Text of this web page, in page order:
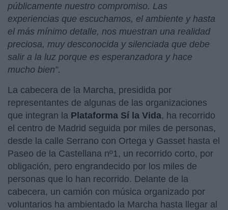
públicamente nuestro compromiso. Las
experiencias que escuchamos, el ambiente y hasta
el más mínimo detalle, nos muestran una realidad
preciosa, muy desconocida y silenciada que debe
salir a la luz porque es esperanzadora y hace
mucho bien”.
La cabecera de la Marcha, presidida por
representantes de algunas de las organizaciones
que integran la Plataforma Sí la Vida, ha recorrido
el centro de Madrid seguida por miles de personas,
desde la calle Serrano con Ortega y Gasset hasta el
Paseo de la Castellana nº1, un recorrido corto, por
obligación, pero engrandecido por los miles de
personas que lo han recorrido­. Delante de la
cabecera, un camión con música organizado por
voluntarios ha ambientado la Marcha hasta llegar al